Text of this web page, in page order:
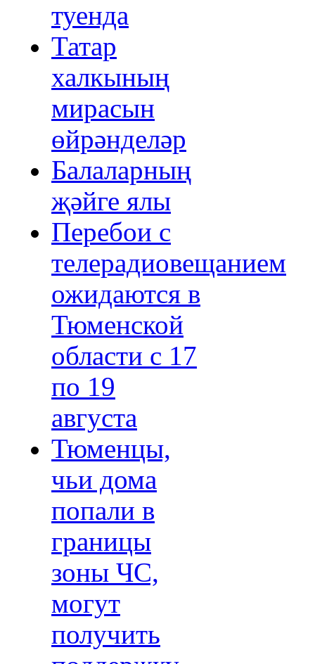
туенда
Татар
халкының
мирасын
өйрәнделәр
Балаларның
җәйге ялы
Перебои с
телерадиовещанием
ожидаются в
Тюменской
области с 17
по 19
августа
Тюменцы,
чьи дома
попали в
границы
зоны ЧС,
могут
получить